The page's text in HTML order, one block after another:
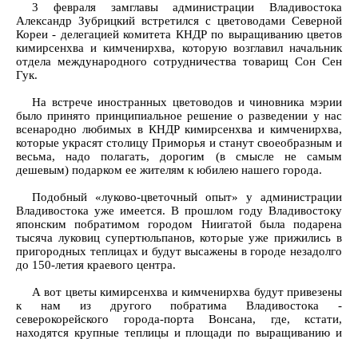
3 февраля замглавы администрации Владивостока
Александр Зубрицкий встретился с цветоводами Северной
Кореи - делегацией комитета КНДР по выращиванию цветов
кимирсенхва и кимченирхва, которую возглавил начальник
отдела международного сотрудничества товарищ Сон Сен
Гук.
На встрече иностранных цветоводов и чиновника мэрии
было принято принципиальное решение о разведении у нас
всенародно любимых в КНДР кимирсенхва и кимченирхва,
которые украсят столицу Приморья и станут своеобразным и
весьма, надо полагать, дорогим (в смысле не самым
дешевым) подарком ее жителям к юбилею нашего города.
Подобный «луково-цветочный опыт» у администрации
Владивостока уже имеется. В прошлом году Владивостоку
японским побратимом городом Ниигатой была подарена
тысяча луковиц супертюльпанов, которые уже прижились в
пригородных теплицах и будут высажены в городе незадолго
до 150-летия краевого центра.
А вот цветы кимирсенхва и кимченирхва будут привезены
к нам из другого побратима Владивостока -
северокорейского города-порта Вонсана, где, кстати,
находятся крупные теплицы и площади по выращиванию и